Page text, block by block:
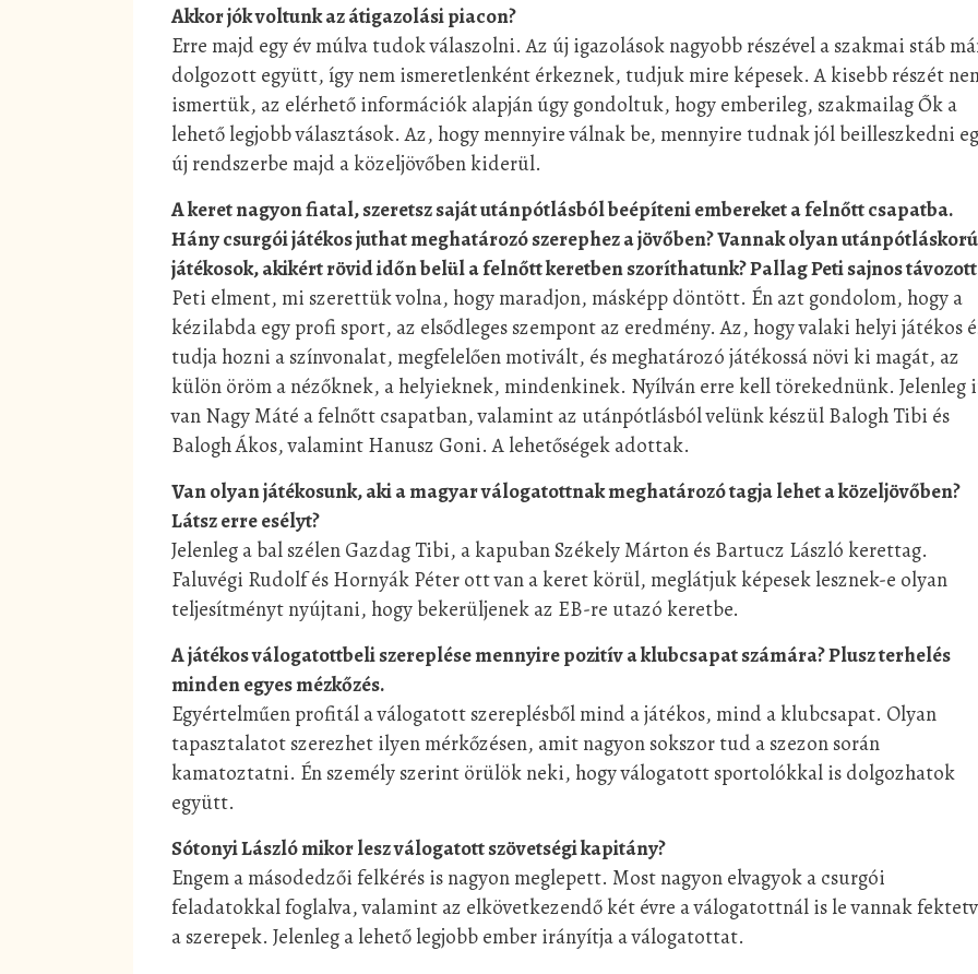
Akkor jók voltunk az átigazolási piacon?
Erre majd egy év múlva tudok válaszolni. Az új igazolások nagyobb részével a szakmai stáb
dolgozott együtt, így nem ismeretlenként érkeznek, tudjuk mire képesek. A kisebb részét
ismertük, az elérhető információk alapján úgy gondoltuk, hogy emberileg, szakmailag Ők a
lehető legjobb választások. Az, hogy mennyire válnak be, mennyire tudnak jól beilleszkedni
új rendszerbe majd a közeljövőben kiderül.
A keret nagyon fiatal, szeretsz saját utánpótlásból beépíteni embereket a felnőtt csapatba.
Hány csurgói játékos juthat meghatározó szerephez a jövőben? Vannak olyan utánpótláskorú
játékosok, akikért rövid időn belül a felnőtt keretben szoríthatunk? Pallag Peti sajnos
Peti elment, mi szerettük volna, hogy maradjon, másképp döntött. Én azt gondolom, hogy a
kézilabda egy profi sport, az elsődleges szempont az eredmény. Az, hogy valaki helyi játékos
tudja hozni a színvonalat, megfelelően motivált, és meghatározó játékossá növi ki magát, az
külön öröm a nézőknek, a helyieknek, mindenkinek. Nyílván erre kell törekednünk. Jelenleg
van Nagy Máté a felnőtt csapatban, valamint az utánpótlásból velünk készül Balogh Tibi és
Balogh Ákos, valamint Hanusz Goni. A lehetőségek adottak.
Van olyan játékosunk, aki a magyar válogatottnak meghatározó tagja lehet a közeljövőben?
Látsz erre esélyt?
Jelenleg a bal szélen Gazdag Tibi, a kapuban Székely Márton és Bartucz László kerettag.
Faluvégi Rudolf és Hornyák Péter ott van a keret körül, meglátjuk képesek lesznek-e olyan
teljesítményt nyújtani, hogy bekerüljenek az EB-re utazó keretbe.
A játékos válogatottbeli szereplése mennyire pozitív a klubcsapat számára? Plusz terhelés
minden egyes mézkőzés.
Egyértelműen profitál a válogatott szereplésből mind a játékos, mind a klubcsapat. Olyan
tapasztalatot szerezhet ilyen mérkőzésen, amit nagyon sokszor tud a szezon során
kamatoztatni. Én személy szerint örülök neki, hogy válogatott sportolókkal is dolgozhatok
együtt.
Sótonyi László mikor lesz válogatott szövetségi kapitány?
Engem a másodedzői felkérés is nagyon meglepett. Most nagyon elvagyok a csurgói
feladatokkal foglalva, valamint az elkövetkezendő két évre a válogatottnál is le vannak
a szerepek. Jelenleg a lehető legjobb ember irányítja a válogatottat.